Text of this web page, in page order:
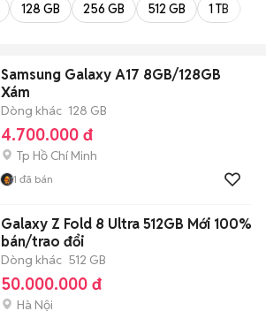
128 GB 256 GB 512 GB 1 TB
Samsung Galaxy A17 8GB/128GB
Xám
Dòng khác 128 GB
4.700.000 đ
Tp Hồ Chí Minh
1 đã bán
Galaxy Z Fold 8 Ultra 512GB Mới 100%
bán/trao đổi
Dòng khác 512 GB
50.000.000 đ
Hà Nội